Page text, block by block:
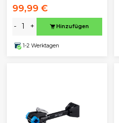
99,99 €
- + Hinzufügen
1-2 Werktagen